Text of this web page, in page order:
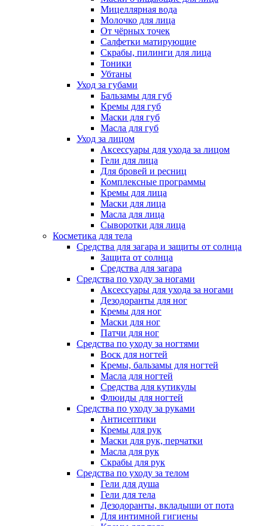
Мицеллярная вода
Молочко для лица
От чёрных точек
Салфетки матирующие
Скрабы, пилинги для лица
Тоники
Убтаны
Уход за губами
Бальзамы для губ
Кремы для губ
Маски для губ
Масла для губ
Уход за лицом
Аксессуары для ухода за лицом
Гели для лица
Для бровей и ресниц
Комплексные программы
Кремы для лица
Маски для лица
Масла для лица
Сыворотки для лица
Косметика для тела
Средства для загара и защиты от солнца
Защита от солнца
Средства для загара
Средства по уходу за ногами
Аксессуары для ухода за ногами
Дезодоранты для ног
Кремы для ног
Маски для ног
Патчи для ног
Средства по уходу за ногтями
Воск для ногтей
Кремы, бальзамы для ногтей
Масла для ногтей
Средства для кутикулы
Флюиды для ногтей
Средства по уходу за руками
Антисептики
Кремы для рук
Маски для рук, перчатки
Масла для рук
Скрабы для рук
Средства по уходу за телом
Гели для душа
Гели для тела
Дезодоранты, вкладыши от пота
Для интимной гигиены